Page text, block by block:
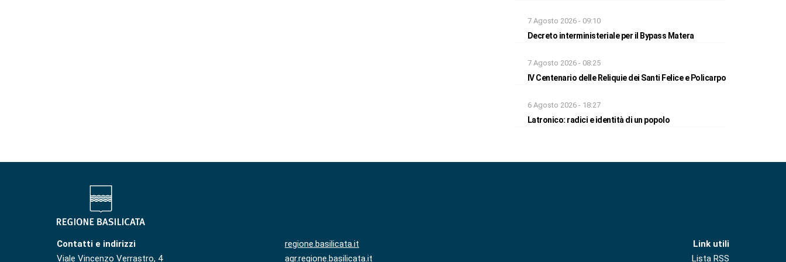
7 Agosto 2026 - 09:10
Decreto interministeriale per il Bypass Matera
7 Agosto 2026 - 08:25
IV Centenario delle Reliquie dei Santi Felice e Policarpo
6 Agosto 2026 - 18:27
Latronico: radici e identità di un popolo
Contatti e indirizzi
Viale Vincenzo Verrastro, 4
regione.basilicata.it
agr.regione.basilicata.it
Link utili
Lista RSS